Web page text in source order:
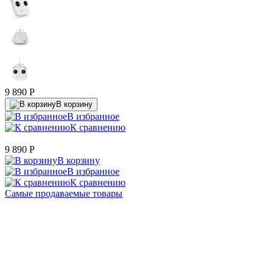
9 890 P
В корзину
В избранное
К сравнению
9 890 P
В корзину
В избранное
К сравнению
Самые продаваемые товары